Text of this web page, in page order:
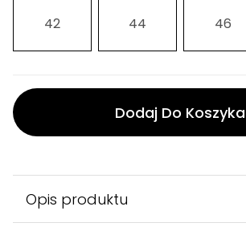
42 44 46
Dodaj Do Koszyka
Opis produktu